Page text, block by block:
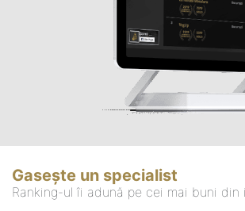
Gasește un specialist
Ranking-ul îi adună pe cei mai buni din